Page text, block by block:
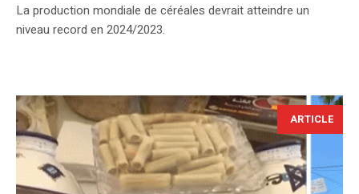
La production mondiale de céréales devrait atteindre un
niveau record en 2024/2023.
ARTICLE